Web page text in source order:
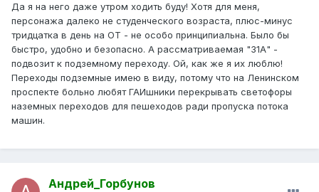
Да я на него даже утром ходить буду! Хотя для меня,
персонажа далеко не студенческого возраста, плюс-минус
тридцатка в день на ОТ - не особо принципиальна. Было бы
быстро, удобно и безопасно. А рассматриваемая "31А" -
подвозит к подземному переходу. Ой, как же я их люблю!
Переходы подземные имею в виду, потому что на Ленинском
проспекте больно любят ГАИшники перекрывать светофоры
наземных переходов для пешеходов ради пропуска потока
машин.
Андрей_Горбунов